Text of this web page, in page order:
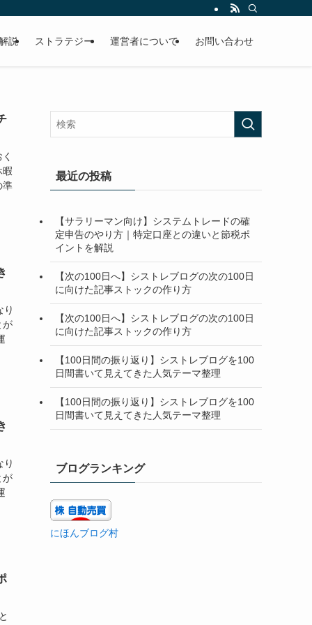
説 ストラテジー 運営者について お問い合わせ
暇
準
り
が
り
が
最近の投稿
【サラリーマン向け】システムトレードの確
定申告のやり方｜特定口座との違いと節税ポ
イントを解説
【次の100日へ】シストレブログの次の100日
に向けた記事ストックの作り方
【次の100日へ】シストレブログの次の100日
に向けた記事ストックの作り方
【100日間の振り返り】シストレブログを100
日間書いて見えてきた人気テーマ整理
【100日間の振り返り】シストレブログを100
日間書いて見えてきた人気テーマ整理
ブログランキング
にほんブログ村